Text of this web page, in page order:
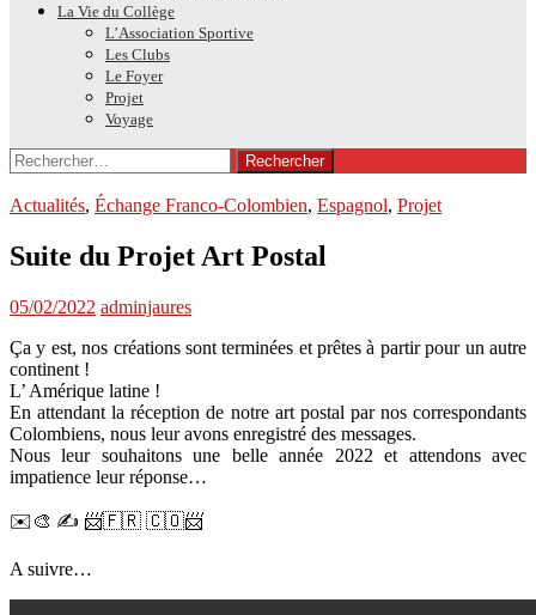
La Vie du Collège
L’Association Sportive
Les Clubs
Le Foyer
Projet
Voyage
Rechercher :
Actualités, Échange Franco-Colombien, Espagnol, Projet
Suite du Projet Art Postal
05/02/2022 adminjaures
Ça y est, nos créations sont terminées et prêtes à partir pour un autre
continent !
L’ Amérique latine !
En attendant la réception de notre art postal par nos correspondants
Colombiens, nous leur avons enregistré des messages.
Nous leur souhaitons une belle année 2022 et attendons avec
impatience leur réponse…
✉️🎨 ✍️ 📨🇫🇷 🇨🇴📨
A suivre…